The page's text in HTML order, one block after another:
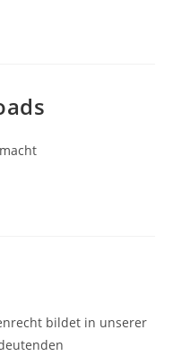
bildet in unserer